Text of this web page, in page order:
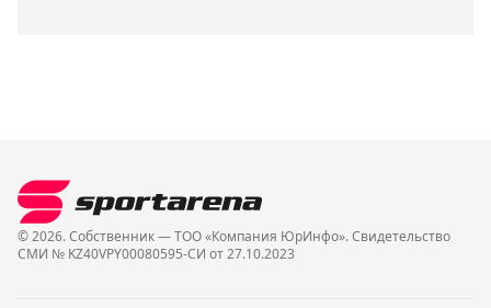
© 2026. Собственник — ТОО «Компания ЮрИнфо». Cвидетельство
СМИ № KZ40VPY00080595-СИ от 27.10.2023